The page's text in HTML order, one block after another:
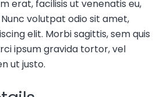
erat, facilisis ut venenatis eu,
volutpat odio sit amet,
elit. Morbi sagittis, sem quis
ipsum gravida tortor, vel
ut justo.